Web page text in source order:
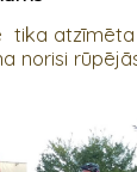
tika atzīmēta
norisi